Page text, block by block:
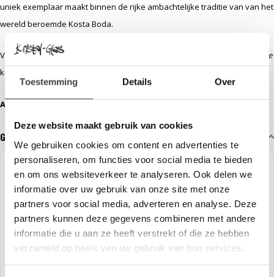
Toestemming Details Over
Deze website maakt gebruik van cookies
We gebruiken cookies om content en advertenties te
personaliseren, om functies voor social media te bieden
en om ons websiteverkeer te analyseren. Ook delen we
informatie over uw gebruik van onze site met onze
partners voor social media, adverteren en analyse. Deze
partners kunnen deze gegevens combineren met andere
informatie die u aan ze heeft verstrekt of die ze hebben
verzameld op basis van uw gebruik van hun services.
uniek exemplaar maakt binnen de rijke ambachtelijke traditie van van het
wereld beroemde Kosta Boda.
Voeg een vleugje Scandinavische poëzie toe aan uw interieur met
Mirage
komen licht, vorm en vakmanschap samen in een tijdloos kunstwerk.
Afmetingen:
Gerelateerde glaskunst